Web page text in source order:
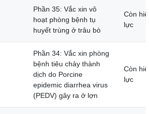
Phần 35: Vắc xin vô
hoạt phòng bệnh tụ
huyết trùng ở trâu bò
Còn
lực
Phần 34: Vắc xin phòng
bệnh tiêu chảy thành
dịch do Porcine
epidemic diarrhea virus
(PEDV) gây ra ở lợn
Còn
lực